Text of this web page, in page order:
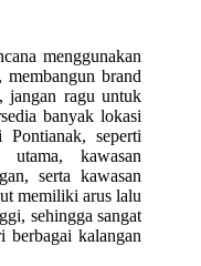
menggunakan
brand
jangan ragu untuk
banyak lokasi
Pontianak, seperti
kawasan
serta kawasan
memiliki arus lalu
sehingga sangat
berbagai kalangan